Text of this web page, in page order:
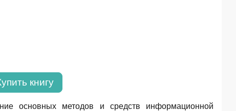
книгу
основных методов и средств информационной